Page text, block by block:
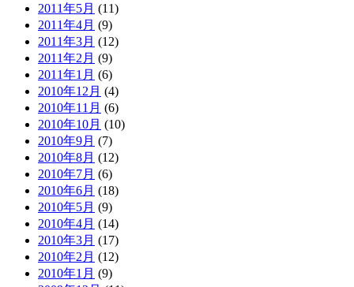
2011年5月 (11)
2011年4月 (9)
2011年3月 (12)
2011年2月 (9)
2011年1月 (6)
2010年12月 (4)
2010年11月 (6)
2010年10月 (10)
2010年9月 (7)
2010年8月 (12)
2010年7月 (6)
2010年6月 (18)
2010年5月 (9)
2010年4月 (14)
2010年3月 (17)
2010年2月 (12)
2010年1月 (9)